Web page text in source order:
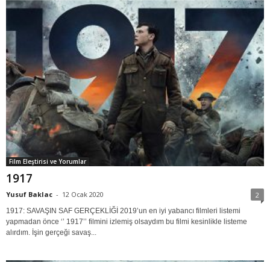
Film Eleştirisi ve Yorumlar
1917
Yusuf Baklac - 12 Ocak 2020 2
1917: SAVAŞIN SAF GERÇEKLİĞİ 2019’un en iyi yabancı filmleri listemi
yapmadan önce ‘’ 1917’’ filmini izlemiş olsaydım bu filmi kesinlikle listeme
alırdım. İşin gerçeği savaş...